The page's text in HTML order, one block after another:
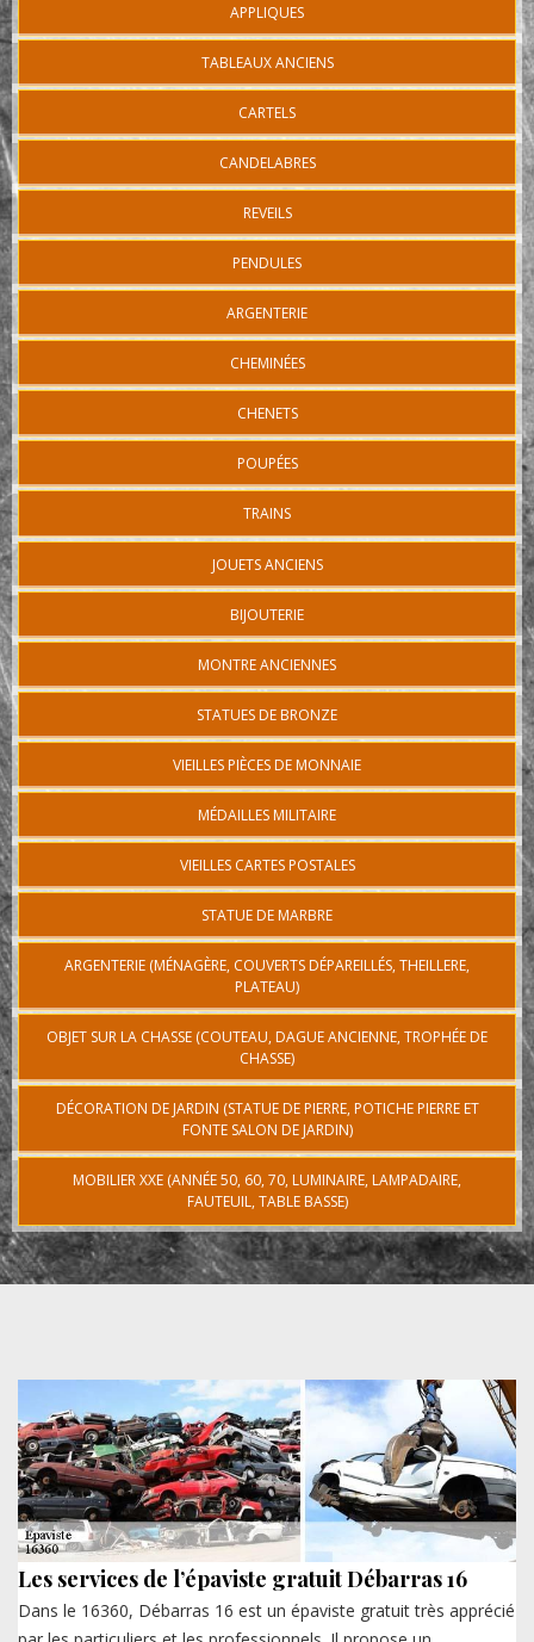
APPLIQUES
TABLEAUX ANCIENS
CARTELS
CANDELABRES
REVEILS
PENDULES
ARGENTERIE
CHEMINÉES
CHENETS
POUPÉES
TRAINS
JOUETS ANCIENS
BIJOUTERIE
MONTRE ANCIENNES
STATUES DE BRONZE
VIEILLES PIÈCES DE MONNAIE
MÉDAILLES MILITAIRE
VIEILLES CARTES POSTALES
STATUE DE MARBRE
ARGENTERIE (MÉNAGÈRE, COUVERTS DÉPAREILLÉS, THEILLERE,
PLATEAU)
OBJET SUR LA CHASSE (COUTEAU, DAGUE ANCIENNE, TROPHÉE DE
CHASSE)
DÉCORATION DE JARDIN (STATUE DE PIERRE, POTICHE PIERRE ET
FONTE SALON DE JARDIN)
MOBILIER XXE (ANNÉE 50, 60, 70, LUMINAIRE, LAMPADAIRE,
FAUTEUIL, TABLE BASSE)
Les services de l’épaviste gratuit Débarras 16
Dans le 16360, Débarras 16 est un épaviste gratuit très apprécié